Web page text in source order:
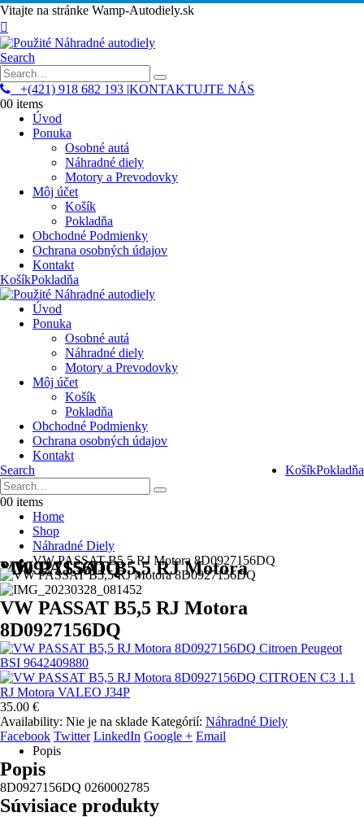
Vitajte na stránke Wamp-Autodiely.sk
Search
+(421) 918 682 193 |KONTAKTUJTE NÁS
00 items
Úvod
Ponuka
Osobné autá
Náhradné diely
Motory a Prevodovky
Môj účet
Košík
Pokladňa
Obchodné Podmienky
Ochrana osobných údajov
Kontakt
KošíkPokladňa
Úvod
Ponuka
Osobné autá
Náhradné diely
Motory a Prevodovky
Môj účet
Košík
Pokladňa
Obchodné Podmienky
Ochrana osobných údajov
Kontakt
KošíkPokladňa
Search
00 items
Home
Shop
Náhradné Diely
VW PASSAT B5,5 RJ Motora 8D0927156DQ
VW PASSAT B5,5 RJ Motora 8D0927156DQ
VW PASSAT B5,5 RJ Motora
8D0927156DQ
Citroen Peugeot
BSI 9642409880
CITROEN C3 1.1
RJ Motora VALEO J34P
35.00 €
Availability: Nie je na sklade Kategórií: Náhradné Diely
Facebook Twitter LinkedIn Google + Email
Popis
Popis
8D0927156DQ 0260002785
Súvisiace produkty